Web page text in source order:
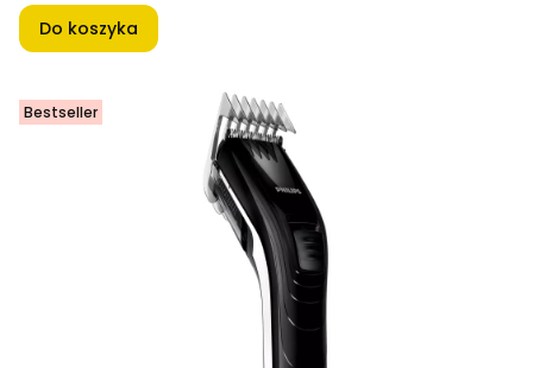
Do koszyka
Bestseller